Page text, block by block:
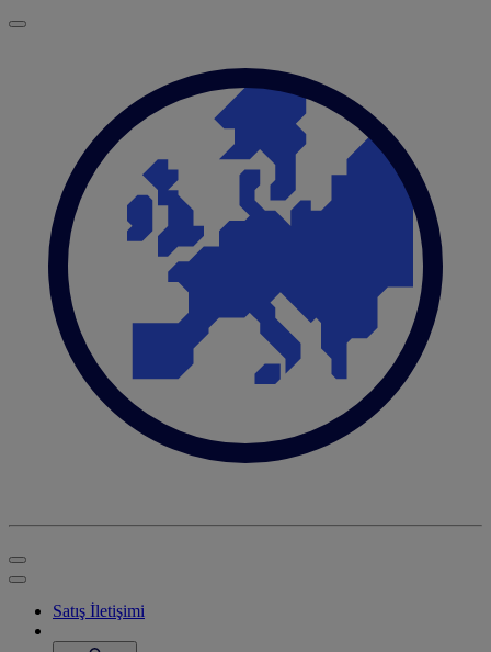
Satış İletişimi